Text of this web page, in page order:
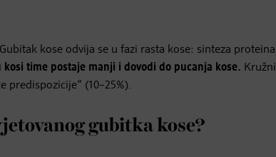
kose odvija se u fazi rasta kose: sinteza proteina
kosi time postaje manji i dovodi do pucanja kose. Kružni
predispozicije“ (10–25%).
gubitka kose?